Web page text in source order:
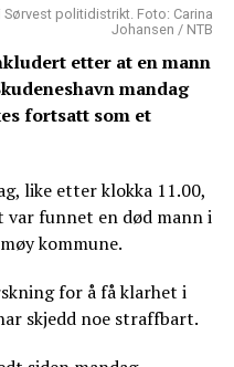
politidistrikt. Foto: Carina
Johansen / NTB
etter at en mann
mandag
fortsatt som et
like etter klokka 11.00,
funnet en død mann i
kommune.
for å få klarhet i
skjedd noe straffbart.